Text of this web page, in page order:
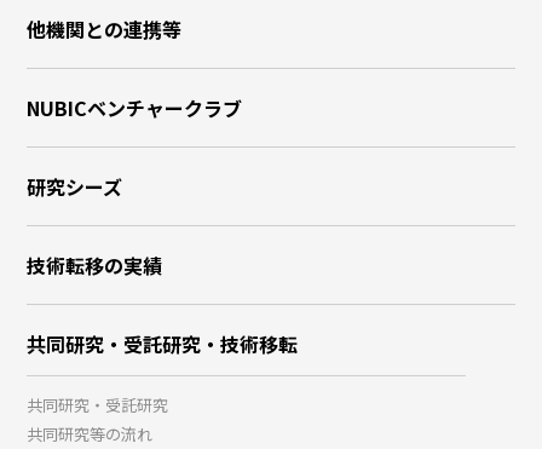
他機関との連携等
NUBICベンチャークラブ
研究シーズ
技術転移の実績
共同研究・受託研究・技術移転
共同研究・受託研究
共同研究等の流れ